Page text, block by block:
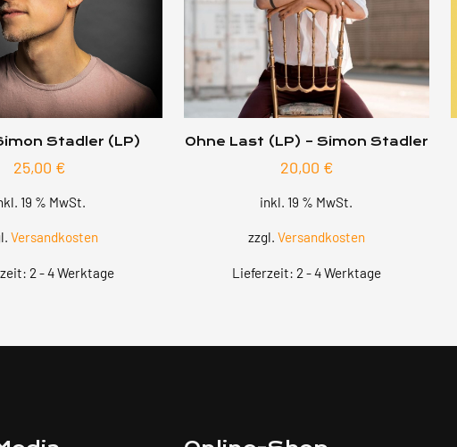
Stadler (LP)
25,00 €
19 % MwSt.
Versandkosten
2 - 4 Werktage
Ohne Last (LP) – Simon Stadler
20,00 €
inkl. 19 % MwSt.
zzgl. Versandkosten
Lieferzeit: 2 - 4 Werktage